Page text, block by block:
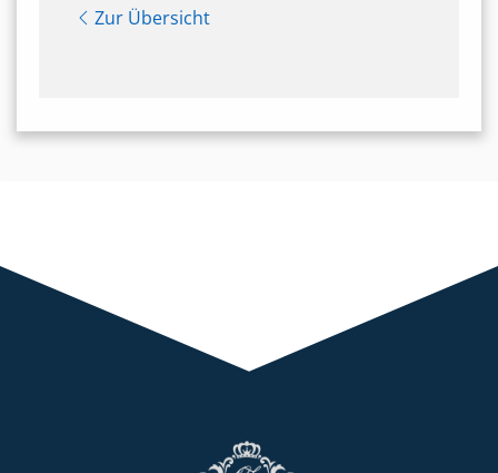
Zur Übersicht